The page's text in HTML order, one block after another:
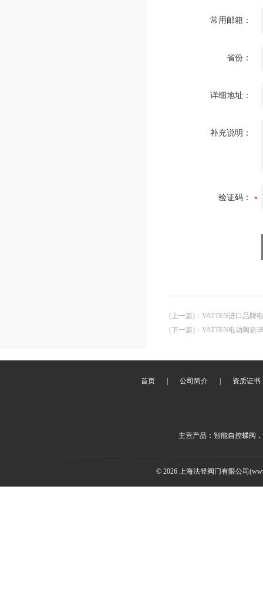
常用邮箱：
省份：
详细地址：
补充说明：
验证码：
(上一篇) ： VATTEN进口品牌
(下一篇) ： VATTEN电动陶瓷
首页 公司简介 资质证书
主营产品：智能自控蝶阀
© 2026 上海法登阀门有限公司